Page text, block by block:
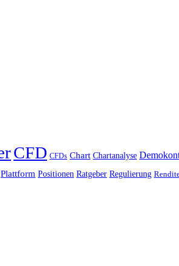
CFD CFDs Chart Chartanalyse
Plattform Positionen Ratgeber Regulierung